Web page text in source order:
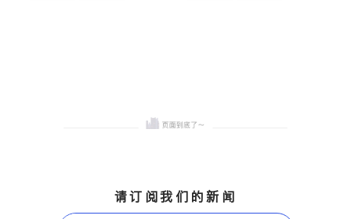
请订阅我们的新闻